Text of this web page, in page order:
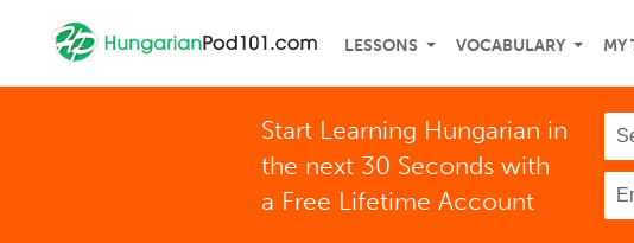
LESSONS VOCABULARY MY
Start Learning Hungarian in
the next 30 Seconds with
a Free Lifetime Account